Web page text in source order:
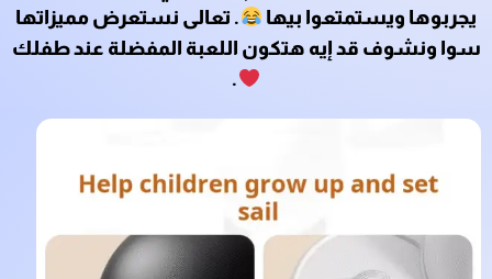
يجربوها ويستمتعوا بيها
. تعالى نستعرض مميزاتها
سوا ونشوف قد إيه هتكون اللعبة المفضلة عند طفلك
.